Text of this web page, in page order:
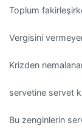
Toplum
Vergisini
Krizden
servetine servet
Bu zenginlerin